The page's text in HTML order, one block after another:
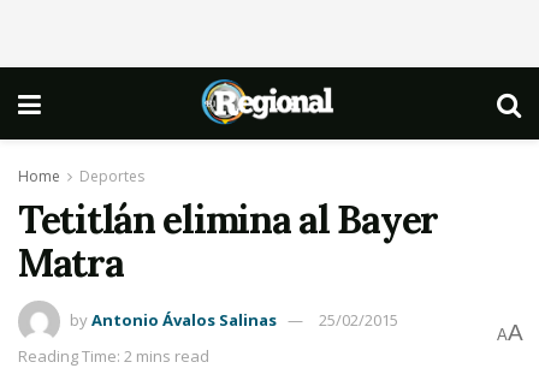
Home Deportes
Tetitlán elimina al Bayer
Matra
byAntonio Ávalos Salinas
25/02/2015
Reading Time: 2 mins read
AA